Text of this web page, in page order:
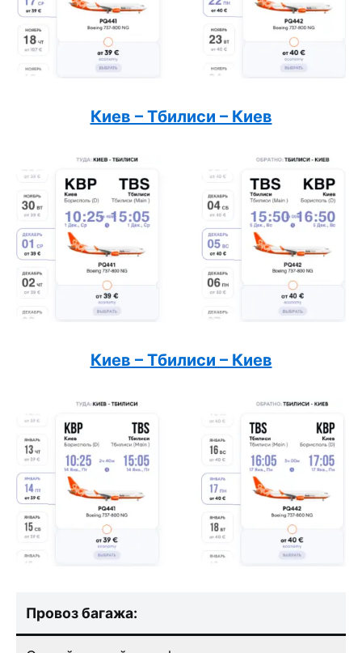
Киев – Тбилиси – Киев
Киев – Тбилиси – Киев
Провоз багажа: